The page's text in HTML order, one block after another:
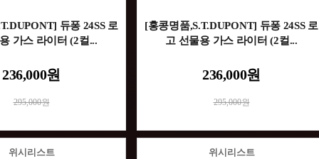
듀퐁 24SS 로
가스 라이터 (2컬...
236,000원
295,000원
위시리스트
[홍콩명품,S.T.DUPONT] 듀퐁 24SS 로
고 선물용 가스 라이터 (2컬...
236,000원
295,000원
위시리스트